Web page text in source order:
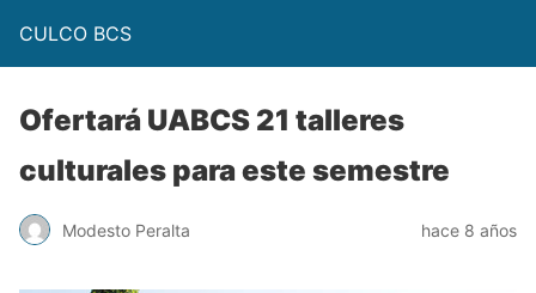
CULCO BCS
Ofertará UABCS 21 talleres
culturales para este semestre
Modesto Peralta hace 8 años